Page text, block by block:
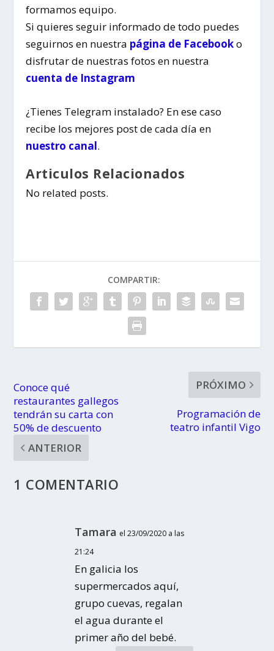
formamos equipo.
Si quieres seguir informado de todo puedes
seguirnos en nuestra página de Facebooko
disfrutar de nuestras fotos en nuestra
cuenta de Instagram
¿Tienes Telegram instalado? En ese caso
recibe los mejores post de cada día en
nuestro canal.
Articulos Relacionados
No related posts.
COMPARTIR:
Conoce qué
restaurantes gallegos
tendrán su carta con
50% de descuento
ANTERIOR
PRÓXIMO
Programación de
teatro infantil Vigo
1 COMENTARIO
Tamara el 23/09/2020 a las
21:24
En galicia los
supermercados aquí,
grupo cuevas, regalan
el agua durante el
primer año del bebé.